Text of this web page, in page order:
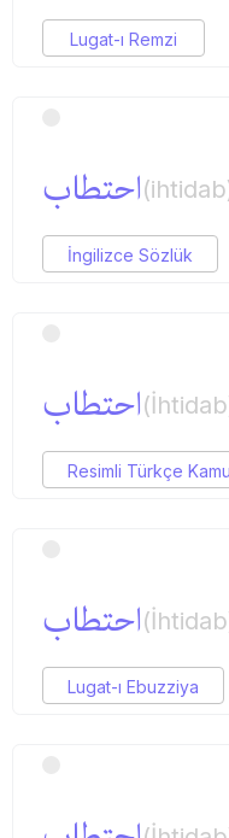
Lugat-ı Remzi
احتطاب
İngilizce Sözlük
احتطاب
Resimli Türkçe
احتطاب
Lugat-ı Ebuzziya